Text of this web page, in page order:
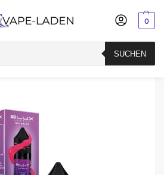
SUCHEN
0
ELUX Grape Berry Liquid – Nikotinsalz 10/20 mg